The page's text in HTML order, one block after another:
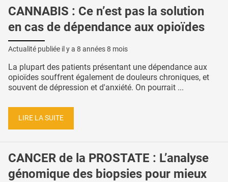
CANNABIS : Ce n’est pas la solution
en cas de dépendance aux opioïdes
Actualité publiée il y a 8 années 8 mois
La plupart des patients présentant une dépendance aux
opioïdes souffrent également de douleurs chroniques, et
souvent de dépression et d'anxiété. On pourrait ...
LIRE LA SUITE
CANCER de la PROSTATE : L’analyse
génomique des biopsies pour mieux